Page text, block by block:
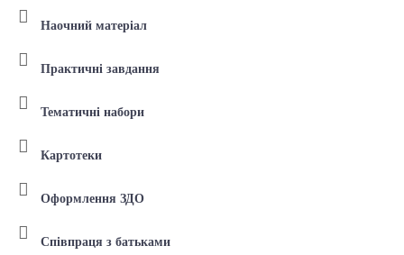
Наочний матеріал
Практичні завдання
Тематичні набори
Картотеки
Оформлення ЗДО
Співпраця з батьками